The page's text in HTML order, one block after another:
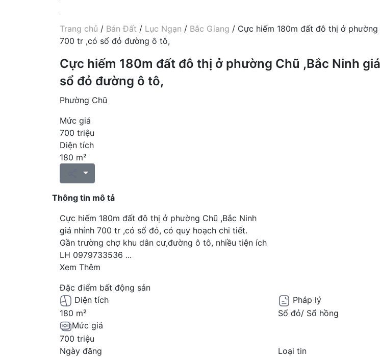
Trang chủ / Bán Đất / Lục Ngạn / Bắc Giang / Cực hiếm 180m đất đô thị ở phường
700 tr ,có sổ đỏ đường ô tô,
Cực hiếm 180m đất đô thị ở phường Chũ ,Bắc Ninh
sổ đỏ đường ô tô,
Phường Chũ
Mức giá
700 triệu
Diện tích
180 m²
Thông tin mô tả
Cực hiếm 180m đất đô thị ở phường Chũ ,Bắc Ninh
giá nhỉnh 700 tr ,có sổ đỏ, có quy hoạch chi tiết.
Gần trường chợ khu dân cư,đường ô tô, nhiều tiện ích
LH 0979733536 ...
Xem Thêm
Đặc điểm bất động sản
Diện tích
180 m²
Pháp lý
Sổ đỏ/ Sổ hồng
Mức giá
700 triệu
Ngày đăng
Loại tin